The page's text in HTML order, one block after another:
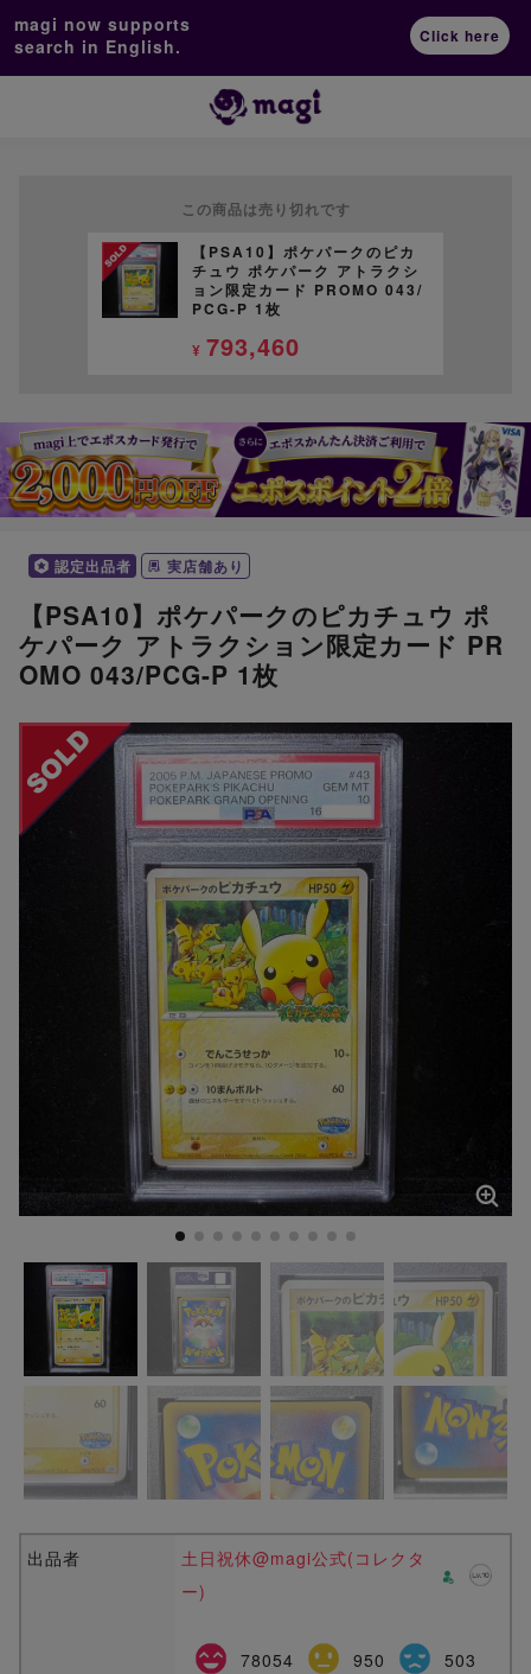
magi now supports
search in English.
Click here
この商品は売り切れです
【PSA10】ポケパークのピカ
チュウ ポケパーク アトラクシ
ョン限定カード PROMO 043/
PCG-P 1枚
¥ 793,460
認定出品者 実店舗あり
【PSA10】ポケパークのピカチュウ ポ
ケパーク アトラクション限定カード PR
OMO 043/PCG-P 1枚
出品者
土日祝休@magi公式(コレクタ
ー)
78054 950
503